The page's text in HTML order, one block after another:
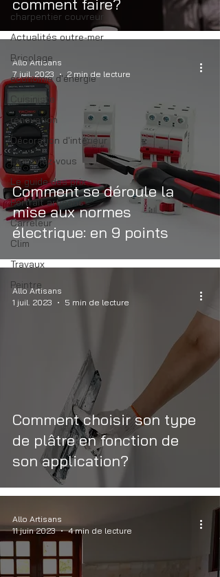
charpentier couvreur
Actualités outre-mer
Bricolage
économie d'énergie
Cuisiniste
rénovation
Décoration d'intérieur
Le saviez-vous
Le guide des prix
Portrait artisans
Carreleur
Clim
Travaux
Peintre
comment faire?
Comment se déroule la
mise aux normes
électrique: en 9 points
Allo Artisans
7 juil. 2023
2 min de lecture
Comment choisir son type
de plâtre en fonction de
son application?
Allo Artisans
1 juil. 2023
5 min de lecture
Allo Artisans
11 juin 2023
4 min de lecture